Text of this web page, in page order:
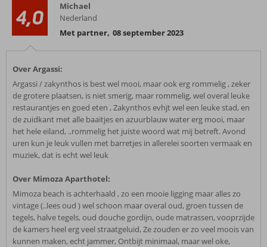
4,0
Michael
Nederland
Met partner, 08 september 2023
Over Argassi:
Argassi / zakynthos is best wel mooi, maar ook erg rommelig , zeker
de grotere plaatsen, is niet smerig, maar rommelig, wel overal leuke
restaurantjes en goed eten , Zakynthos evhjt wel een leuke stad, en
de zuidkant met alle baaitjes en azuurblauw water erg mooi, maar
het hele eiland, ..rommelig het juiste woord wat mij betreft. Avond
uren kun je leuk vullen met barretjes in allerelei soorten vermaak en
muziek, dat is echt wel leuk
Over Mimoza Aparthotel:
Mimoza beach is achterhaald , zo een mooie ligging maar alles zo
vintage (..lees oud ) wel schoon maar overal oud, groen tussen de
tegels, halve tegels, oud douche gordijn, oude matrassen, vooprzijde
de kamers heel erg veel straatgeluid, Ze zouden er zo veel moois van
kunnen maken, echt jammer, Ontbijt minimaal, maar wel oke,